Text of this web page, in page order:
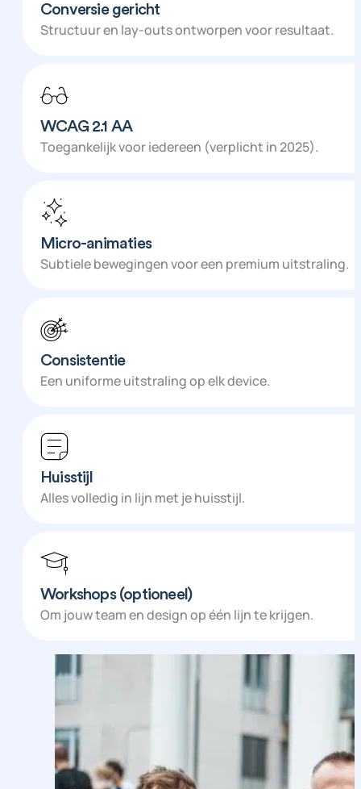
Conversie gericht
Structuur en lay-outs ontworpen voor resultaat.
WCAG 2.1 AA
Toegankelijk voor iedereen (verplicht in 2025).
Micro-animaties
Subtiele bewegingen voor een premium uitstraling.
Consistentie
Een uniforme uitstraling op elk device.
Huisstijl
Alles volledig in lijn met je huisstijl.
Workshops (optioneel)
Om jouw team en design op één lijn te krijgen.